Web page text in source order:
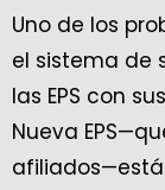
Uno de los
el sistema de
las EPS con
Nueva